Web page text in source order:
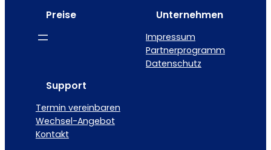
Preise Unternehmen
Impressum
Partnerprogramm
Datenschutz
Support
Termin vereinbaren
Wechsel-Angebot
Kontakt